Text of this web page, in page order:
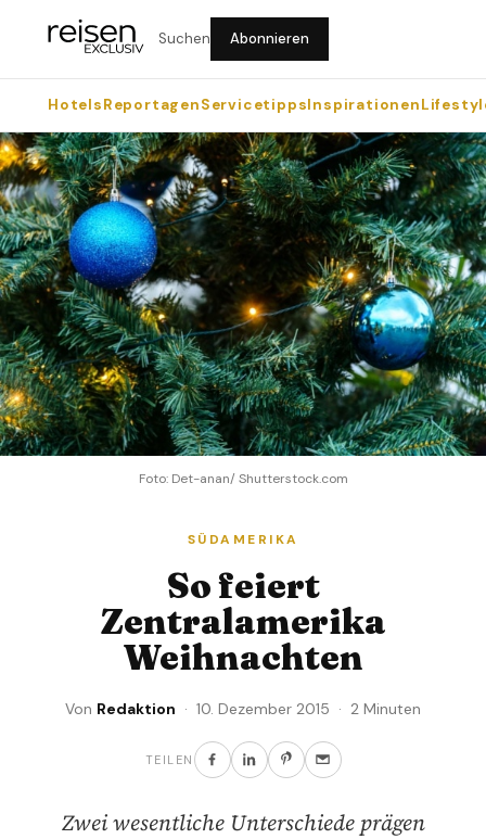
Suchen Abonnieren
HotelsReportagenServicetippsInspirationen
Foto: Det-anan/ Shutterstock.com
SÜDAMERIKA
So feiert
Zentralamerika
Weihnachten
Von Redaktion · 10. Dezember 2015 · 2 Minuten
TEILEN
Zwei wesentliche Unterschiede prägen